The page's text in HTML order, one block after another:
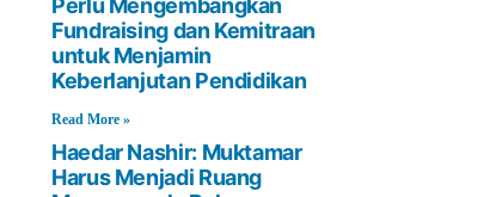
Perlu Mengembangkan
Fundraising dan Kemitraan
untuk Menjamin
Keberlanjutan Pendidikan
Read More »
Haedar Nashir: Muktamar
Harus Menjadi Ruang